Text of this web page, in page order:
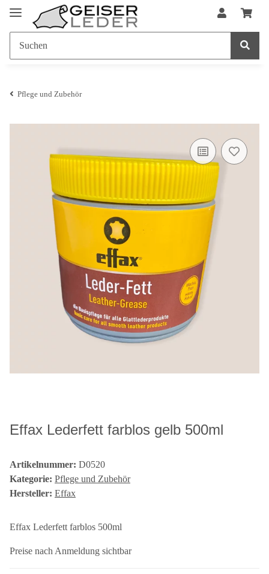
Pflege und Zubehör
Effax Lederfett farblos gelb 500ml
Artikelnummer: D0520
Kategorie: Pflege und Zubehör
Hersteller: Effax
Effax Lederfett farblos 500ml
Preise nach Anmeldung sichtbar